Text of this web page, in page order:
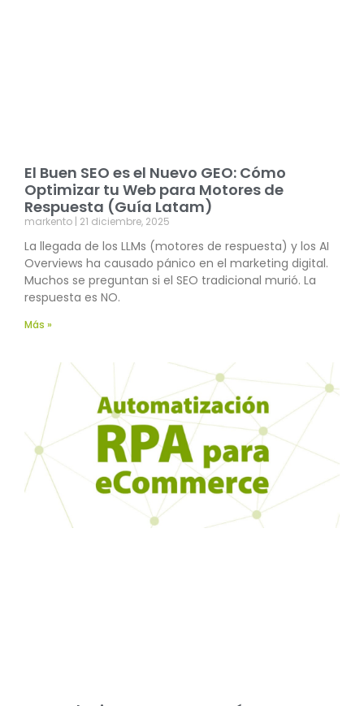
El Buen SEO es el Nuevo GEO: Cómo
Optimizar tu Web para Motores de
Respuesta (Guía Latam)
markento 21 diciembre, 2025
La llegada de los LLMs (motores de respuesta) y los AI
Overviews ha causado pánico en el marketing digital.
Muchos se preguntan si el SEO tradicional murió. La
respuesta es NO.
Más »